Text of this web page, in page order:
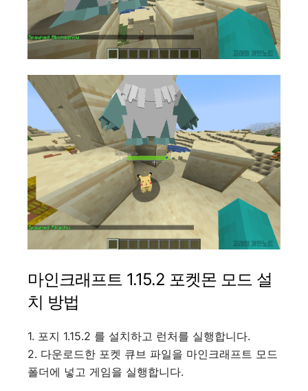
마인크래프트 1.15.2 포켓몬 모드 설
치 방법
1. 포지 1.15.2 를 설치하고 런처를 실행합니다.
2. 다운로드한 포켓 큐브 파일을 마인크래프트 모드
폴더에 넣고 게임을 실행합니다.